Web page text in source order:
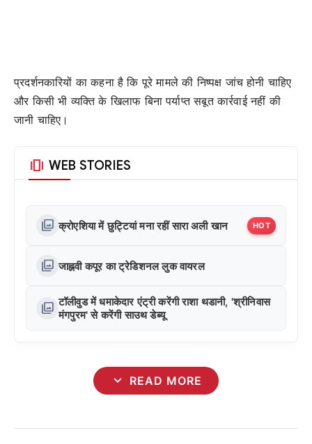
प्रदर्शनकारियों का कहना है कि पूरे मामले की निष्पक्ष जांच होनी चाहिए
और किसी भी व्यक्ति के खिलाफ बिना पर्याप्त सबूत कार्रवाई नहीं की
जानी चाहिए।
amp_stories WEB STORIES
photo_library क्रोएशिया में छुट्टियां मना रहीं सारा अली खान HOT
photo_library जाह्नवी कपूर का ट्रेडिशनल लुक वायरल
photo_library टॉलीवुड में धमाकेदार एंट्री करेंगी राशा थडानी, 'श्रीनिवास
मंगपुरम' से करेंगी साउथ डेब्यू
expand_more READ MORE